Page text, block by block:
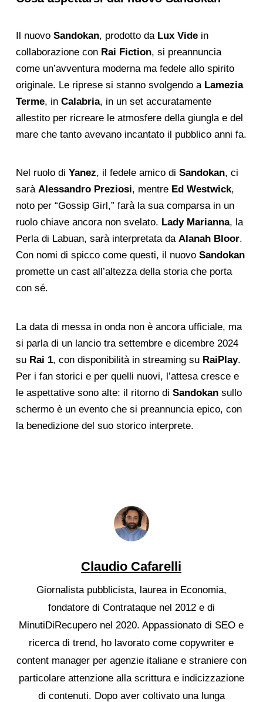
Il nuovo Sandokan, prodotto da Lux Videin
collaborazione con Rai Fiction, si preannuncia
come un’avventura moderna ma fedele allo spirito
originale. Le riprese si stanno svolgendo a Lamezia
Terme, in Calabria, in un set accuratamente
allestito per ricreare le atmosfere della giungla e del
mare che tanto avevano incantato il pubblico anni fa.
Nel ruolo di Yanez, il fedele amico di Sandokan, ci
sarà Alessandro Preziosi, mentre Ed Westwick,
noto per “Gossip Girl,” farà la sua comparsa in un
ruolo chiave ancora non svelato. Lady Marianna, la
Perla di Labuan, sarà interpretata da Alanah Bloor.
Con nomi di spicco come questi, il nuovo Sandokan
promette un cast all’altezza della storia che porta
con sé.
La data di messa in onda non è ancora ufficiale, ma
si parla di un lancio tra settembre e dicembre 2024
su Rai 1, con disponibilità in streaming su RaiPlay.
Per i fan storici e per quelli nuovi, l’attesa cresce e
le aspettative sono alte: il ritorno di Sandokansullo
schermo è un evento che si preannuncia epico, con
la benedizione del suo storico interprete.
Claudio Cafarelli
Giornalista pubblicista, laurea in Economia,
fondatore di Contrataque nel 2012 e di
MinutiDiRecupero nel 2020. Appassionato di SEO e
ricerca di trend, ho lavorato come copywriter e
content manager per agenzie italiane e straniere con
particolare attenzione alla scrittura e indicizzazione
di contenuti. Dopo aver coltivato una lunga